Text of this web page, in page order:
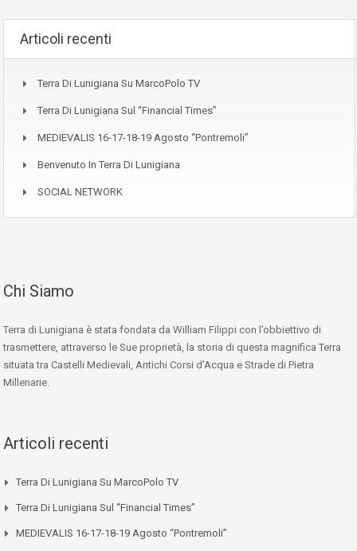
Articoli recenti
Terra Di Lunigiana Su MarcoPolo TV
Terra Di Lunigiana Sul “Financial Times”
MEDIEVALIS 16-17-18-19 Agosto “Pontremoli”
Benvenuto In Terra Di Lunigiana
SOCIAL NETWORK
Chi Siamo
Terra di Lunigiana è stata fondata da William Filippi con l’obbiettivo di
trasmettere, attraverso le Sue proprietà, la storia di questa magnifica Terra
situata tra Castelli Medievali, Antichi Corsi d’Acqua e Strade di Pietra
Millenarie.
Articoli recenti
Terra Di Lunigiana Su MarcoPolo TV
Terra Di Lunigiana Sul “Financial Times”
MEDIEVALIS 16-17-18-19 Agosto “Pontremoli”